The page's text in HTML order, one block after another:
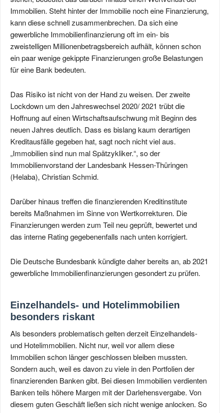
Immobilien. Steht hinter der Immobilie noch eine Finanzierung,
kann diese schnell zusammenbrechen. Da sich eine
gewerbliche Immobilienfinanzierung oft im ein- bis
zweistelligen Millionenbetragsbereich aufhält, können schon
ein paar wenige gekippte Finanzierungen große Belastungen
für eine Bank bedeuten.
Das Risiko ist nicht von der Hand zu weisen. Der zweite
Lockdown um den Jahreswechsel 2020/ 2021 trübt die
Hoffnung auf einen Wirtschaftsaufschwung mit Beginn des
neuen Jahres deutlich. Dass es bislang kaum derartigen
Kreditausfälle gegeben hat, sagt noch nicht viel aus.
„Immobilien sind nun mal Spätzykliker.“, so der
Immobilienvorstand der Landesbank Hessen-Thüringen
(Helaba), Christian Schmid.
Darüber hinaus treffen die finanzierenden Kreditinstitute
bereits Maßnahmen im Sinne von Wertkorrekturen. Die
Finanzierungen werden zum Teil neu geprüft, bewertet und
das interne Rating gegebenenfalls nach unten korrigiert.
Die Deutsche Bundesbank kündigte daher bereits an, ab 2021
gewerbliche Immobilienfinanzierungen gesondert zu prüfen.
Einzelhandels- und Hotelimmobilien
besonders riskant
Als besonders problematisch gelten derzeit Einzelhandels-
und Hotelimmobilien. Nicht nur, weil vor allem diese
Immobilien schon länger geschlossen bleiben mussten.
Sondern auch, weil es davon zu viele in den Portfolien der
finanzierenden Banken gibt. Bei diesen Immobilien verdienten
Banken teils höhere Margen mit der Darlehensvergabe. Von
diesem guten Geschäft ließen sich nicht wenige anlocken. So